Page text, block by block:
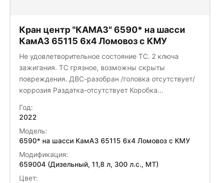
Кран центр "КАМАЗ" 6590* на шасси
КамАЗ 65115 6x4 Ломовоз с КМУ
Не удовлетворительное состояние ТС. 2 ключа
зажигания. ТС грязное, возможны скрыты
повреждения. ДВС-разобран /головка отсутствует/
коррозия Раздатка-отсутствует Коробка
кардан-отсутствует передний бампер-отсутствует
коррозия запаска-отсутствует Требуется полная
дефектовка для выявления отсутствующих деталей,
и более детального расчета восстановительной
стоимости ТС
Год:
2022
Модель:
6590* на шасси КамАЗ 65115 6x4 Ломовоз с КМУ
Модификация:
659004 (Дизельный, 11,8 л, 300 л.с., МТ)
Цвет: